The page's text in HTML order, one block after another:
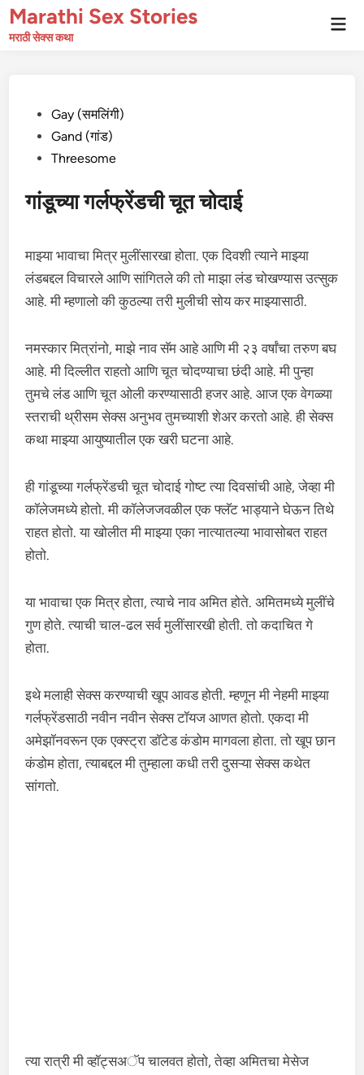
Skip
toMarathi Sex Stories
मराठी सेक्स कथा
PostedGay (समलिंगी)
Gand (गांड)
Threesome
गांडूच्या गर्लफ्रेंडची चूत चोदाई
माझ्या भावाचा मित्र मुलींसारखा होता. एक दिवशी त्याने माझ्या
लंडबद्दल विचारले आणि सांगितले की तो माझा लंड चोखण्यास उत्सुक
आहे. मी म्हणालो की कुठल्या तरी मुलीची सोय कर माझ्यासाठी.
नमस्कार मित्रांनो, माझे नाव सॅम आहे आणि मी २३ वर्षांचा तरुण बघ
आहे. मी दिल्लीत राहतो आणि चूत चोदण्याचा छंदी आहे. मी पुन्हा
तुमचे लंड आणि चूत ओली करण्यासाठी हजर आहे. आज एक वेगळ्या
स्तराची थ्रीसम सेक्स अनुभव तुमच्याशी शेअर करतो आहे. ही सेक्स
कथा माझ्या आयुष्यातील एक खरी घटना आहे.
ही गांडूच्या गर्लफ्रेंडची चूत चोदाई गोष्ट त्या दिवसांची आहे, जेव्हा मी
कॉलेजमध्ये होतो. मी कॉलेजजवळील एक फ्लॅट भाड्याने घेऊन तिथे
राहत होतो. या खोलीत मी माझ्या एका नात्यातल्या भावासोबत राहत
होतो.
या भावाचा एक मित्र होता, त्याचे नाव अमित होते. अमितमध्ये मुलींचे
गुण होते. त्याची चाल-ढल सर्व मुलींसारखी होती. तो कदाचित गे
होता.
इथे मलाही सेक्स करण्याची खूप आवड होती. म्हणून मी नेहमी माझ्या
गर्लफ्रेंडसाठी नवीन नवीन सेक्स टॉयज आणत होतो. एकदा मी
अमेझॉनवरून एक एक्स्ट्रा डॉटेड कंडोम मागवला होता. तो खूप छान
कंडोम होता, त्याबद्दल मी तुम्हाला कधी तरी दुसऱ्या सेक्स कथेत
सांगतो.
त्या रात्री मी व्हॉट्सअॅप चालवत होतो, तेव्हा अमितचा मेसेज